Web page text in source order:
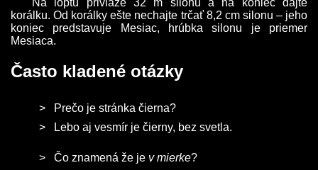
Na loptu priviaže 32 m silonu a na koniec dajte
korálku. Od korálky ešte nechajte trčať 8,2 cm silonu – jeho
koniec pred­stavuje Mesiac, hrúbka silonu je priemer
Mesiaca.
Často kladené otázky
Prečo je stránka čierna?
Lebo aj vesmír je čierny, bez svetla.
Čo znamená že je v mierke?